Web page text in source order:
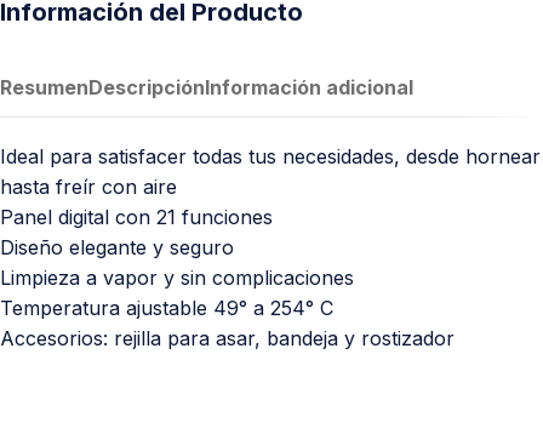
Información del Producto
ResumenDescripciónInformación adicional
Ideal para satisfacer todas tus necesidades, desde hornear
hasta freír con aire
Panel digital con 21 funciones
Diseño elegante y seguro
Limpieza a vapor y sin complicaciones
Temperatura ajustable 49° a 254° C
Accesorios: rejilla para asar, bandeja y rostizador